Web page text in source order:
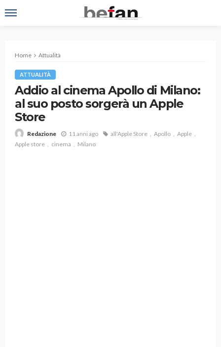
Home Attualità
ATTUALITÀ
Addio al cinema Apollo di Milano:
al suo posto sorgerà un Apple
Store
Redazione 11 anni ago all'Apple Store Apollo
Apple
Apple store
cinema Milano